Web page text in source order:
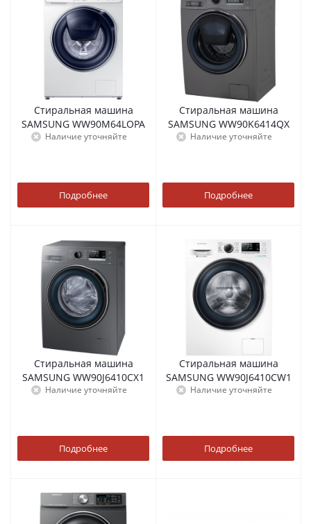
Стиральная машина
SAMSUNG WW90M64LOPA
Наличие уточняйте
Подробнее
Стиральная машина
SAMSUNG WW90K6414QX
Наличие уточняйте
Подробнее
Стиральная машина
SAMSUNG WW90J6410CX1
Наличие уточняйте
Подробнее
Стиральная машина
SAMSUNG WW90J6410CW1
Наличие уточняйте
Подробнее